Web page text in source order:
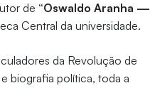
de “Oswaldo Aranha —
Central da universidade.
da Revolução de
biografia política, toda a